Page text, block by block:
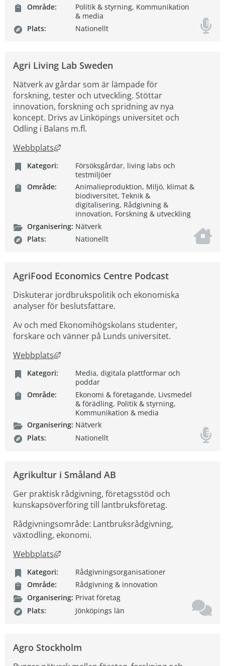
Område:
Politik & styrning, Kommunikation
& media
Plats:
Nationellt
Agri Living Lab Sweden
Nätverk av gårdar som är lämpade för
forskning, tester och utveckling. Stöttar
innovation, forskning och spridning av nya
koncept. Drivs av Linköpings universitet och
Odling i Balans m.fl.
Webbplats
Länk till annan webbplats, öppnas i nytt
Kategori:
Försöksgårdar, living labs och
testmiljöer
Område:
Animalieproduktion, Miljö, klimat &
biodiversitet, Teknik &
digitalisering, Rådgivning &
innovation, Forskning & utveckling
Organisering: Nätverk
Plats:
Nationellt
AgriFood Economics Centre Podcast
Diskuterar jordbrukspolitik och ekonomiska
analyser för beslutsfattare.
Av och med Ekonomihögskolans studenter,
forskare och vänner på Lunds universitet.
Webbplats
Länk till annan webbplats, öppnas i nytt
Kategori:
Media, digitala plattformar och
poddar
Område:
Ekonomi & företagande, Livsmedel
& förädling, Politik & styrning,
Kommunikation & media
Organisering: Nätverk
Plats:
Nationellt
Agrikultur i Småland AB
Ger praktisk rådgivning, företagsstöd och
kunskapsöverföring till lantbruksföretag.
Rådgivningsområde: Lantbruksrådgivning,
växtodling, ekonomi.
Webbplats
Länk till annan webbplats, öppnas i nytt
Kategori:
Rådgivningsorganisationer
Område:
Rådgivning & innovation
Organisering: Privat företag
Plats:
Jönköpings län
Agro Stockholm